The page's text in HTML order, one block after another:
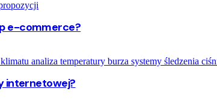
e-commerce?
internetowej?